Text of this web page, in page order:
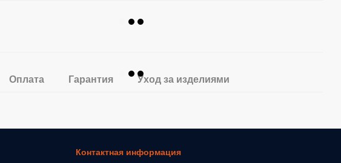
Оплата Гарантия Уход за изделиями
Контактная информация